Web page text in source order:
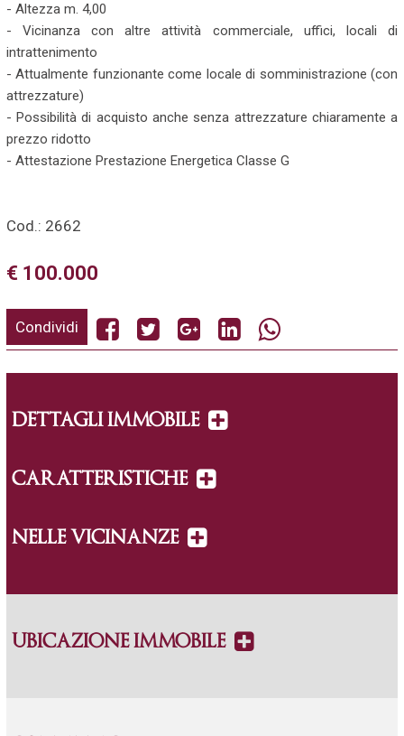
- Altezza m. 4,00
- Vicinanza con altre attività commerciale, uffici, locali di
intrattenimento
- Attualmente funzionante come locale di somministrazione (con
attrezzature)
- Possibilità di acquisto anche senza attrezzature chiaramente a
prezzo ridotto
- Attestazione Prestazione Energetica Classe G
Cod.: 2662
€ 100.000
Condividi
DETTAGLI IMMOBILE
CARATTERISTICHE
NELLE VICINANZE
UBICAZIONE IMMOBILE